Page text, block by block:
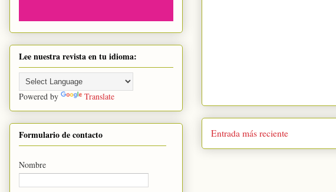
Entrada más reciente
Lee nuestra revista en tu idioma:
Powered by Translate
Formulario de contacto
Nombre